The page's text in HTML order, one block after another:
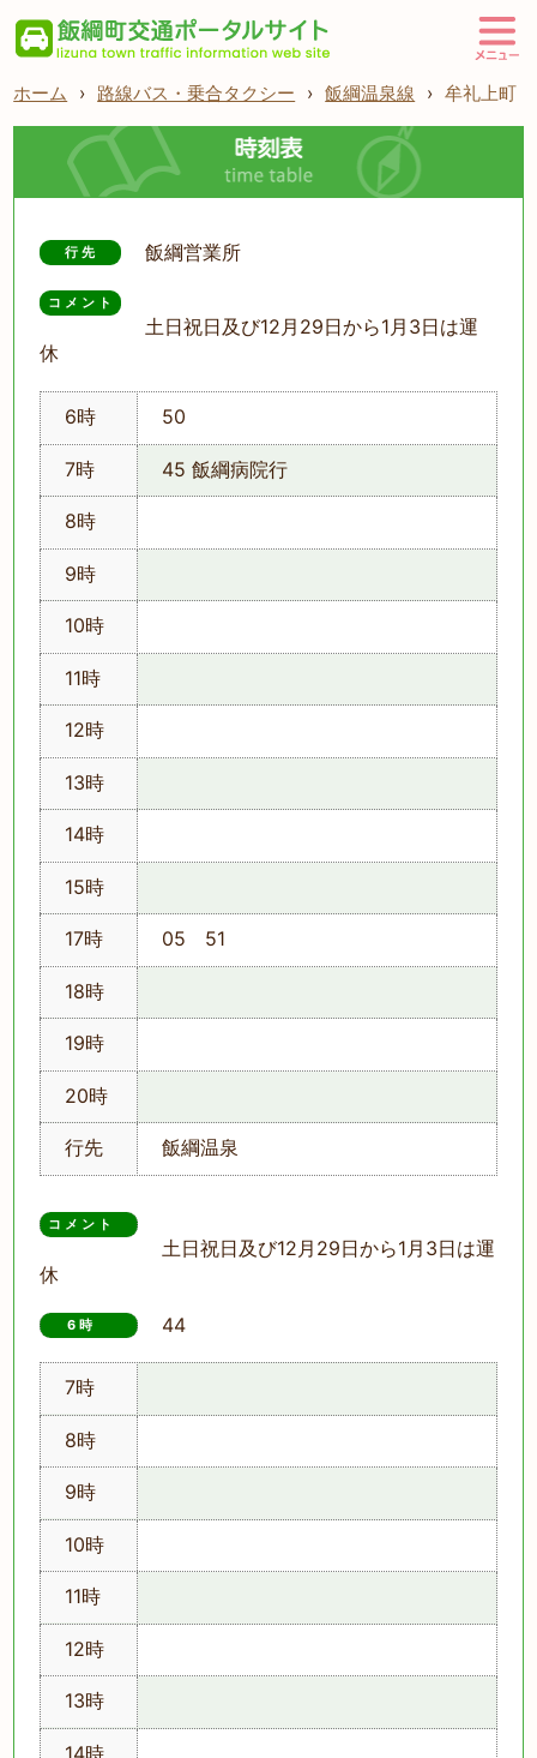
ホーム › 路線バス・乗合タクシー › 飯綱温泉線 › 牟礼上町
行先 飯綱営業所
コメント
土日祝日及び12月29日から1月3日は運
休
6時 50
7時 45 飯綱病院行
8時
9時
10時
11時
12時
13時
14時
15時
17時 05 51
18時
19時
20時
行先 飯綱温泉
コメント
土日祝日及び12月29日から1月3日は運
休
6時 44
7時
8時
9時
10時
11時
12時
13時
14時